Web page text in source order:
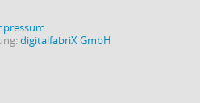
digitalfabriX GmbH